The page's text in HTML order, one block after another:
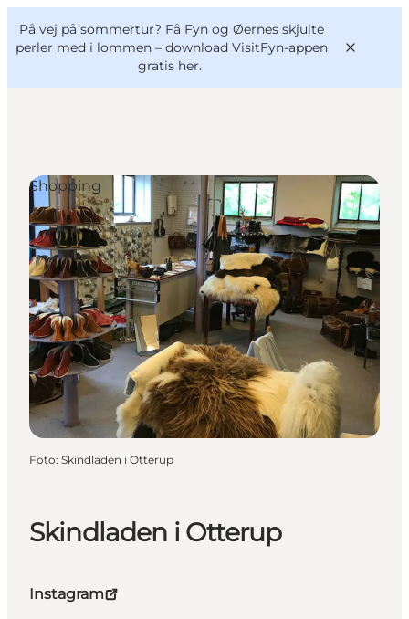
På vej på sommertur? Få Fyn og Øernes skjulte
perler med i lommen – download VisitFyn-appen
gratis her.
Oplevelser
Outdoor
Mad og drikke
Overnatning
Book lokale oplevelser
VisitFyn
Deutsch
Skindladen i Otterup
Instagram
Shopping
Foto: Skindladen i Otterup